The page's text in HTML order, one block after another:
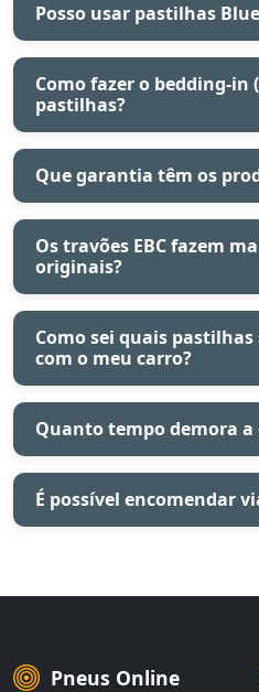
Posso usar pastilhas
Como fazer o bedding-in
pastilhas?
Que garantia têm os
Os travões EBC fazem
originais?
Como sei quais
com o meu carro?
Quanto tempo demora a
É possível encomendar
Pneus Online